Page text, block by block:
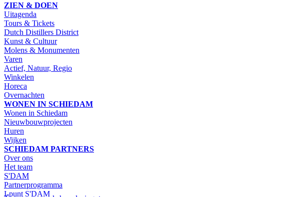
ZIEN & DOEN
Uitagenda
Tours & Tickets
Dutch Distillers District
Kunst & Cultuur
Molens & Monumenten
Varen
Actief, Natuur, Regio
Winkelen
Horeca
Overnachten
WONEN IN SCHIEDAM
Wonen in Schiedam
Nieuwbouwprojecten
Huren
Wijken
SCHIEDAM PARTNERS
Over ons
Het team
S'DAM
Partnerprogramma
I-punt S'DAM